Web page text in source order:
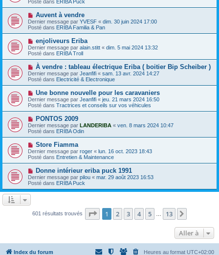
g
m
e
s
s
a
g
v
a
u
m
e
s
s
a
g
Posté dans ERIBA Puck
N
o
u
v
a
u
m
e
s
s
a
g
e
Auvent à vendre
Dernier message par YVESF « dim. 30 juin 2024 17:00
Posté dans ERIBA Familia & Pan
N
o
u
v
a
u
m
e
s
s
a
g
e
enjoliveurs Eriba
Dernier message par alain.stitt « dim. 5 mai 2024 13:32
Posté dans ERIBA Troll
N
o
u
v
e
a
u
m
e
s
a
g
e
À vendre : tableau électrique Eriba ( boitier Bip Scheiber )
Dernier message par Jeanfifi « sam. 13 avr. 2024 14:27
Posté dans Electricité & Electronique
N
o
u
v
e
a
u
m
e
s
s
a
g
e
Une bonne nouvelle pour les caravaniers
Dernier message par Jeanfifi « jeu. 21 mars 2024 16:50
Posté dans Tractrices et conseils sur vos véhicules
N
o
u
v
e
a
u
m
e
s
a
g
e
PONTOS 2009
Dernier message par LANDERIBA « ven. 8 mars 2024 10:47
Posté dans ERIBA Odin
N
o
u
v
e
a
u
m
e
g
Store Fiamma
Dernier message par roger « lun. 16 oct. 2023 18:43
Posté dans Entretien & Maintenance
N
o
u
v
e
m
e
Donne intérieur eriba puck 1991
Dernier message par pilou « mar. 29 août 2023 16:53
Posté dans ERIBA Puck
601 résultats trouvés Page 1sur13
1 2 3 4 5 13
Aller à
Index du forum Heures au format UTC+02:00